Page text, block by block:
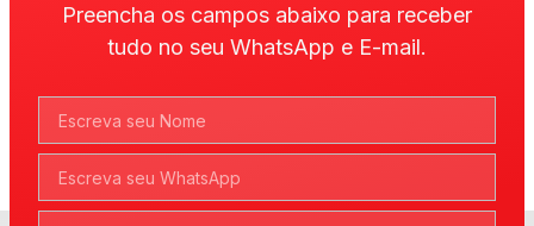
Preencha os campos abaixo para receber
tudo no seu WhatsApp e E-mail.